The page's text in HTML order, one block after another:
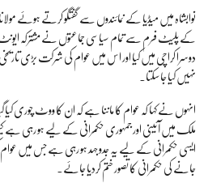
نوابشاہ میں میڈیا کے نمائندوں سے گفتگو کرتے ہوئے
کے پلیٹ فرم سے تمام سیاسی جماعتوں نے مشترکہ ایونٹ
دوسرا کراچی میں کیا اور اس میں عوام کی شرکت بڑی
نہیں کیا جا سکتا۔
انہوں نے کہا کہ عوام کا ماننا ہے کہ ان کا ووٹ چوری کیا
ملک میں آئینی اور جمہوری حکمرانی کے لیے ہو رہی ہے
ایسی حکمرانی کے لیے یہ جدوجہد ہو رہی ہے جس میں عوام
جانے کی حکمرانی کا تصور ختم کردیا جائے۔